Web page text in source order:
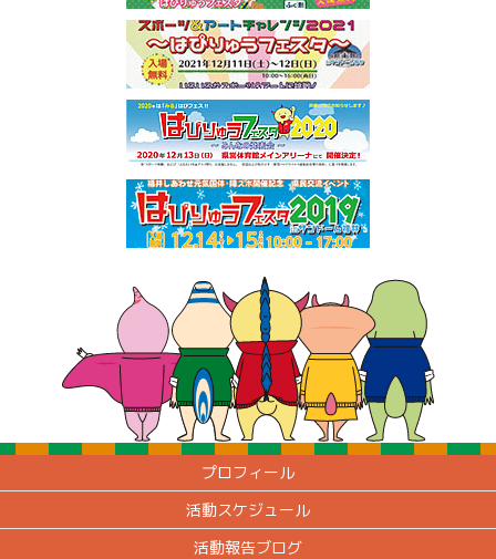
プロフィール
活動スケジュール
活動報告ブログ